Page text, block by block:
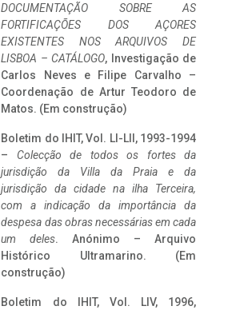
DOCUMENTAÇÃO SOBRE AS
FORTIFICAÇÕES DOS AÇORES
EXISTENTES NOS ARQUIVOS DE
LISBOA – CATÁLOGO, Investigação de
Carlos Neves e Filipe Carvalho –
Coordenação de Artur Teodoro de
Matos. (Em construção)
Boletim do IHIT, Vol. LI-LII, 1993-1994
– Colecção de todos os fortes da
jurisdição da Villa da Praia e da
jurisdição da cidade na ilha Terceira,
com a indicação da importância da
despesa das obras necessárias em cada
um deles. Anónimo – Arquivo
Histórico Ultramarino. (Em
construção)
Boletim do IHIT, Vol. LIV, 1996,